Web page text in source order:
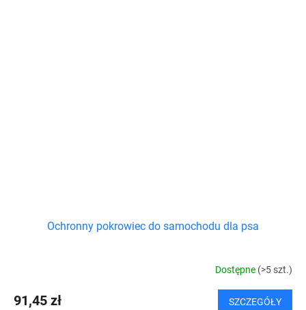
Ochronny pokrowiec do samochodu dla psa
Dostępne (>5 szt.)
91,45 zł SZCZEGÓŁY